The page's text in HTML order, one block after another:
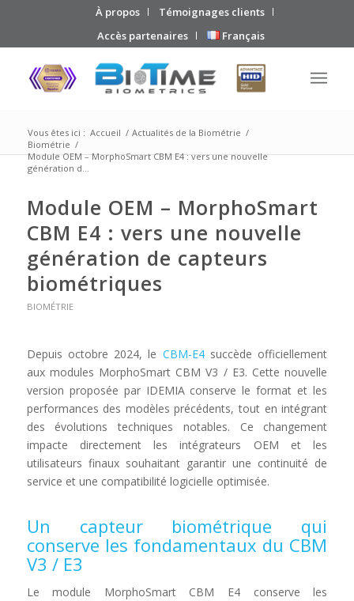
À propos
Témoignages clients
Accès partenaires
Français
Vous êtes ici : Accueil / Actualités de la Biométrie /
Biométrie /
Module OEM – MorphoSmart CBM E4 : vers une nouvelle
génération d...
Module OEM – MorphoSmart
CBM E4 : vers une nouvelle
génération de capteurs
biométriques
BIOMÉTRIE
Depuis octobre 2024, le CBM-E4succède officiellement
aux modules MorphoSmart CBM V3 / E3. Cette nouvelle
version proposée par IDEMIA conserve le format et les
performances des modèles précédents, tout en intégrant
des évolutions techniques notables. Ce changement
impacte directement les intégrateurs OEM et les
utilisateurs finaux souhaitant garantir une continuité de
service et une compatibilité logicielle optimisée.
Un capteur biométrique qui
conserve les fondamentaux du CBM
V3 / E3
Le module MorphoSmart CBM E4 conserve les